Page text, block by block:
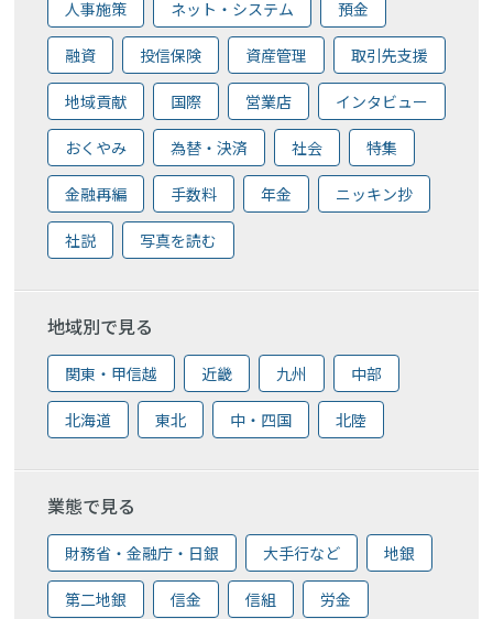
人事施策 ネット・システム 預金
融資 投信保険 資産管理 取引先支援
地域貢献 国際 営業店 インタビュー
おくやみ 為替・決済 社会 特集
金融再編 手数料 年金 ニッキン抄
社説 写真を読む
地域別で見る
関東・甲信越 近畿 九州 中部
北海道 東北 中・四国 北陸
業態で見る
財務省・金融庁・日銀 大手行など 地銀
第二地銀 信金 信組 労金